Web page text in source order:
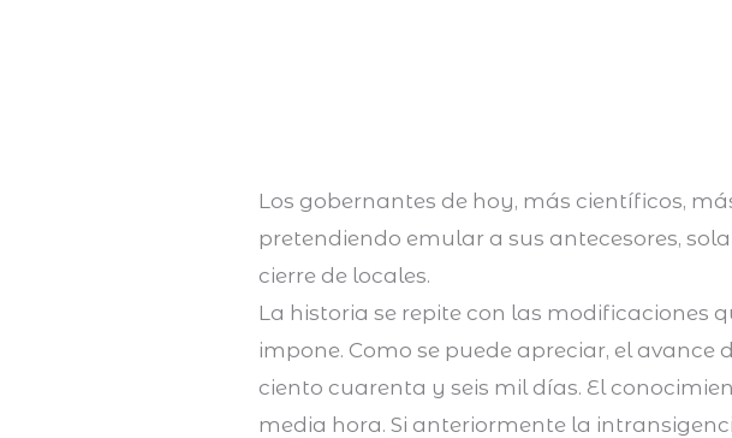
Los gobernantes de hoy, más científicos,
pretendiendo emular a sus antecesores,
cierre de locales.
La historia se repite con las modificaciones
impone. Como se puede apreciar, el
ciento cuarenta y seis mil días. El
media hora. Si anteriormente la